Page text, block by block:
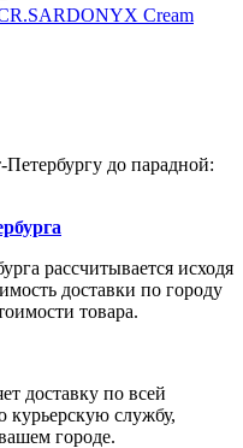
Cream
до парадной:
рассчитывается исходя
доставки по городу
товара.
доставку по всей
службу,
городе.